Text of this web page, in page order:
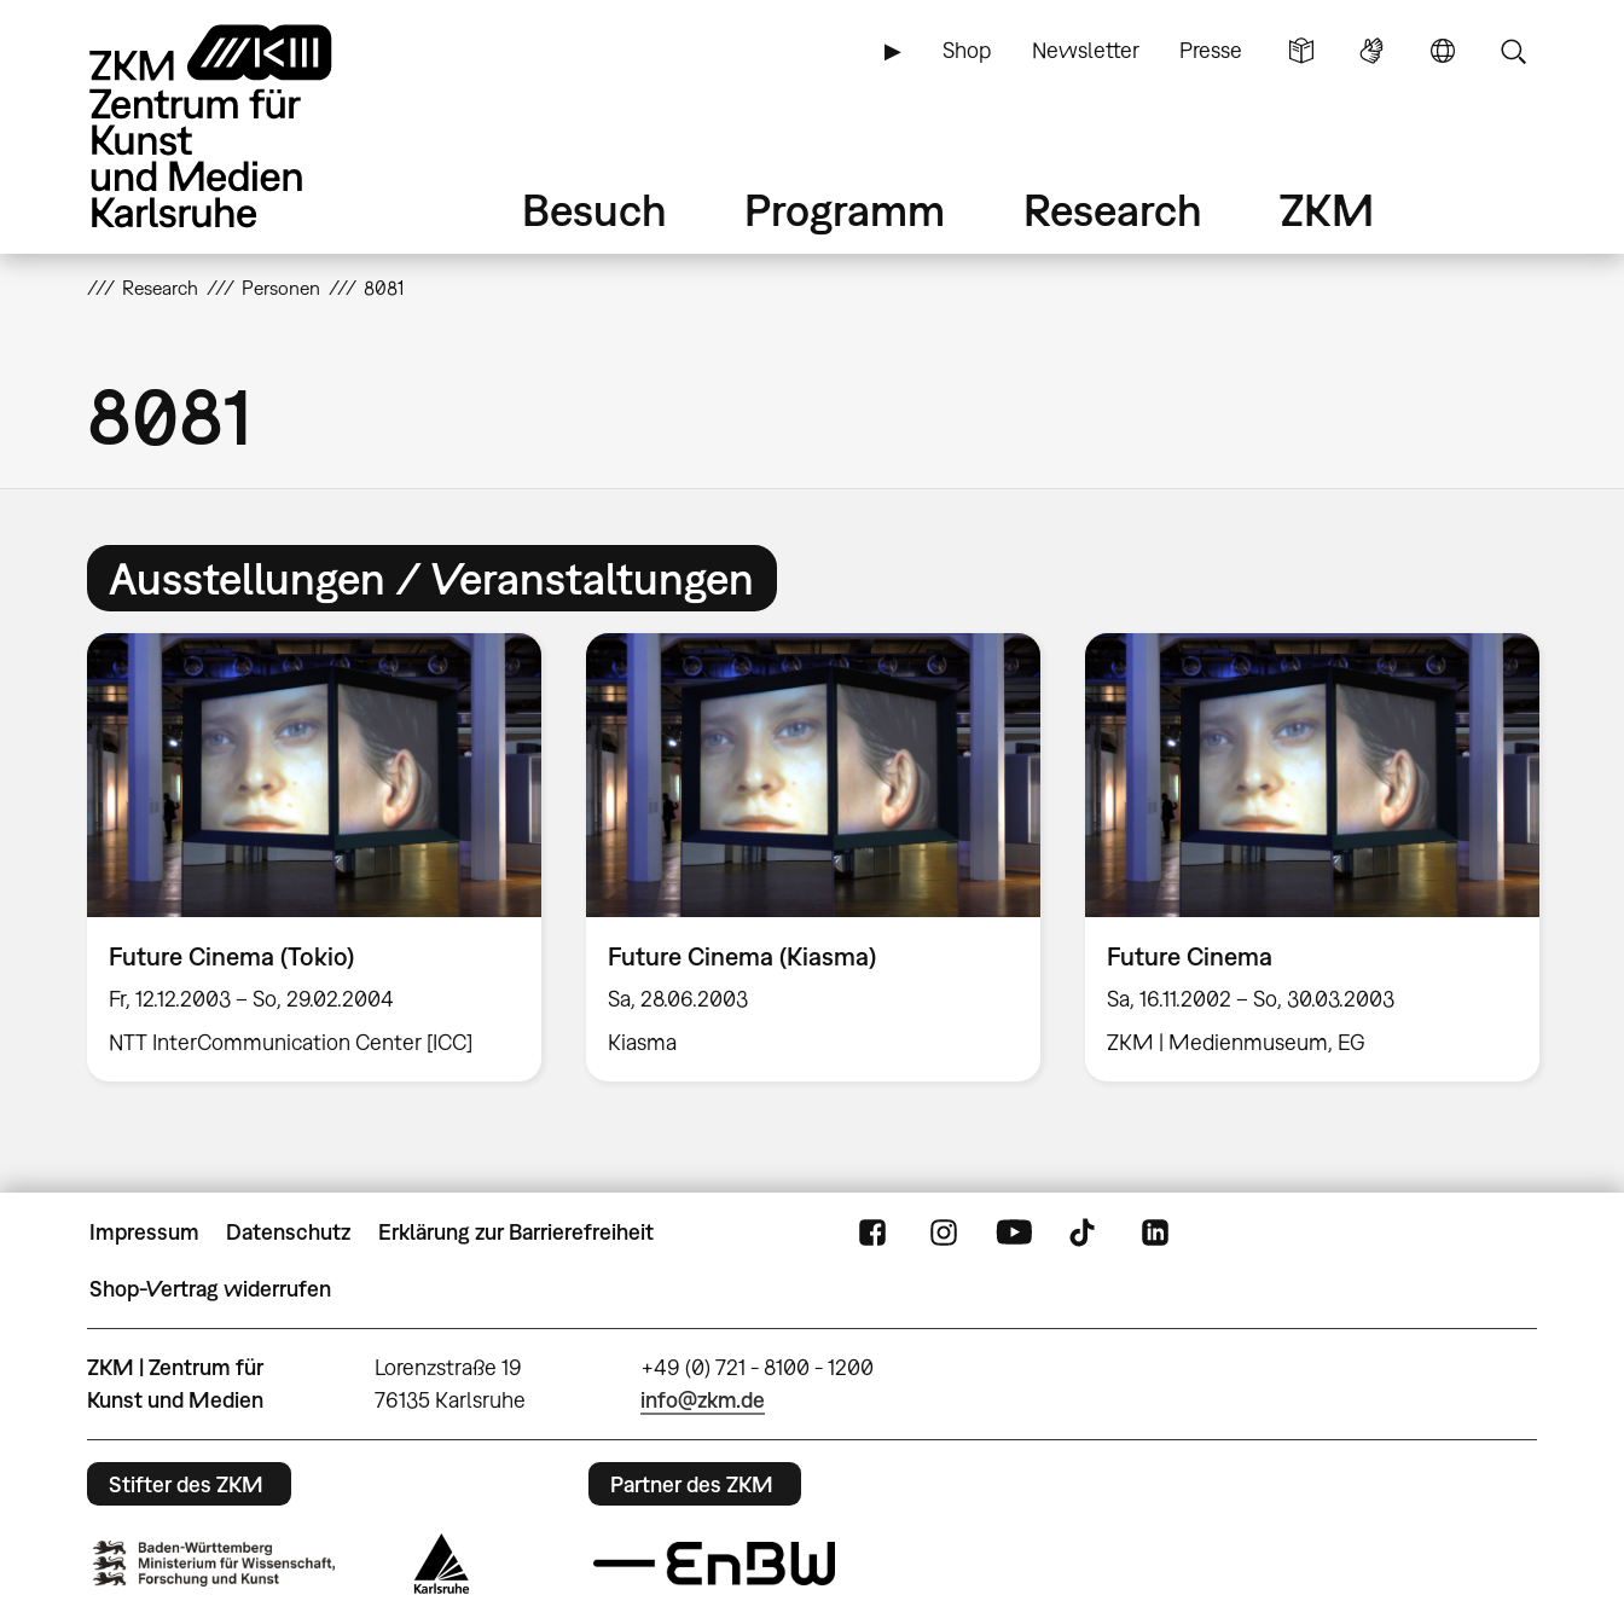
▶ Shop Newsletter Presse
Besuch Programm Research ZKM
Research Personen 8081
8081
Ausstellungen / Veranstaltungen
Future Cinema (Tokio)
Fr, 12.12.2003 – So, 29.02.2004
NTT InterCommunication Center [ICC]
Future Cinema (Kiasma)
Sa, 28.06.2003
Kiasma
Future Cinema
Sa, 16.11.2002 – So, 30.03.2003
ZKM | Medienmuseum, EG
Impressum Datenschutz Erklärung zur Barrierefreiheit
Shop-Vertrag widerrufen
ZKM | Zentrum für
Kunst und Medien
Lorenzstraße 19
76135 Karlsruhe
+49 (0) 721 - 8100 - 1200
info@zkm.de
Stifter des ZKM Partner des ZKM